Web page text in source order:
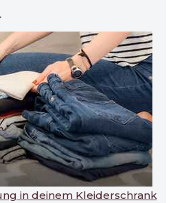
in deinem Kleiderschrank